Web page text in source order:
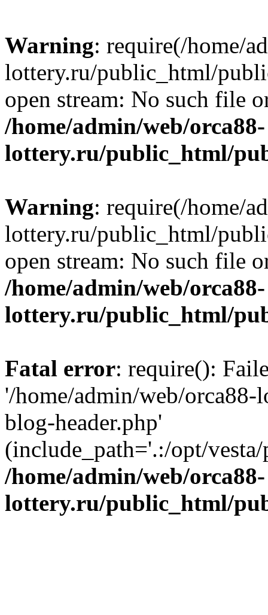
Warning: require(/home/
lottery.ru/public_html/
open stream: No such file
/home/admin/web/orca88-
lottery.ru/public_html/
Warning: require(/home/
lottery.ru/public_html/
open stream: No such file
/home/admin/web/orca88-
lottery.ru/public_html/
Fatal error: require():
'/home/admin/web/
blog-header.php'
(include_path='.:/opt/
/home/admin/web/orca88-
lottery.ru/public_html/